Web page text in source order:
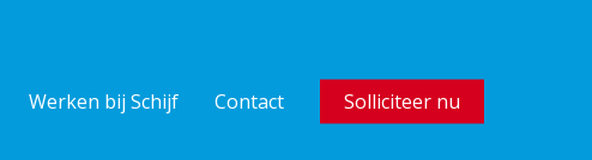
Werken bij Schijf Contact Solliciteer nu